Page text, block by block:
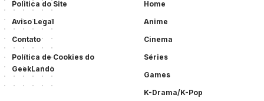
Politica do Site
Aviso Legal
Contato
Política de Cookies do
GeekLando
Home
Anime
Cinema
Séries
Games
K-Drama/K-Pop